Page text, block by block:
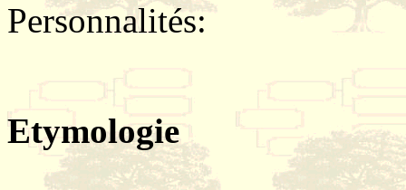
Personnalités:
Etymologie